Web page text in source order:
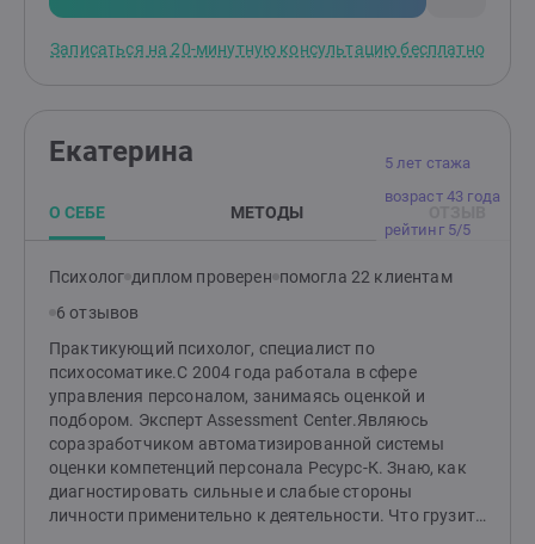
Записаться на 20-минутную консультацию бесплатно
5 лет стажа
возраст 43 года
рейтинг 5/5
Екатерина
О СЕБЕ МЕТОДЫ
Психолог диплом проверен помогла 22 клиентам
6 отзывов
Практикующий психолог, специалист по
психосоматике.С 2004 года работала в сфере
управления персоналом, занимаясь оценкой и
подбором. Эксперт Assessment Center.Являюсь
соразработчиком автоматизированной системы
оценки компетенций персонала Ресурс-К. Знаю, как
диагностировать сильные и слабые стороны
личности применительно к деятельности. Что грузить